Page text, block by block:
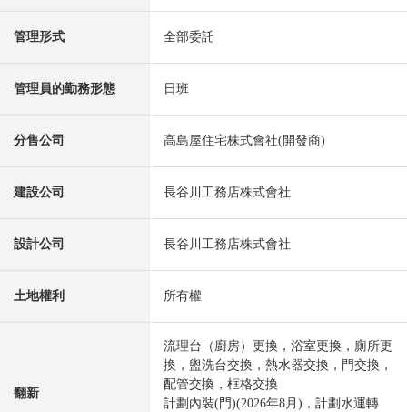
管理形式 全部委託
管理員的勤務形態 日班
分售公司 高島屋住宅株式會社(開發商)
建設公司 長谷川工務店株式會社
設計公司 長谷川工務店株式會社
土地權利 所有權
翻新
流理台（廚房）更換，浴室更換，廁所更
換，盥洗台交換，熱水器交換，門交換，
配管交換，框格交換
計劃內裝(門)(2026年8月)，計劃水運轉